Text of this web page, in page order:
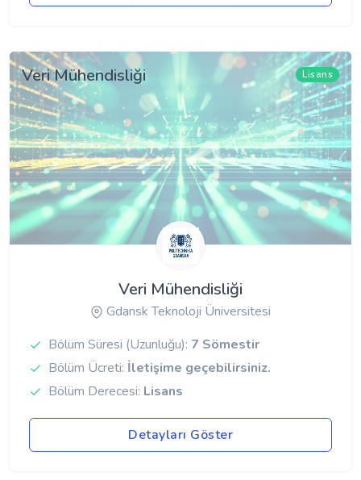
Veri Mühendisliği Lisans
Veri Mühendisliği
Gdansk Teknoloji Üniversitesi
Bölüm Süresi (Uzunluğu): 7 Sömestir
Bölüm Ücreti: İletişime geçebilirsiniz.
Bölüm Derecesi: Lisans
Detayları Göster